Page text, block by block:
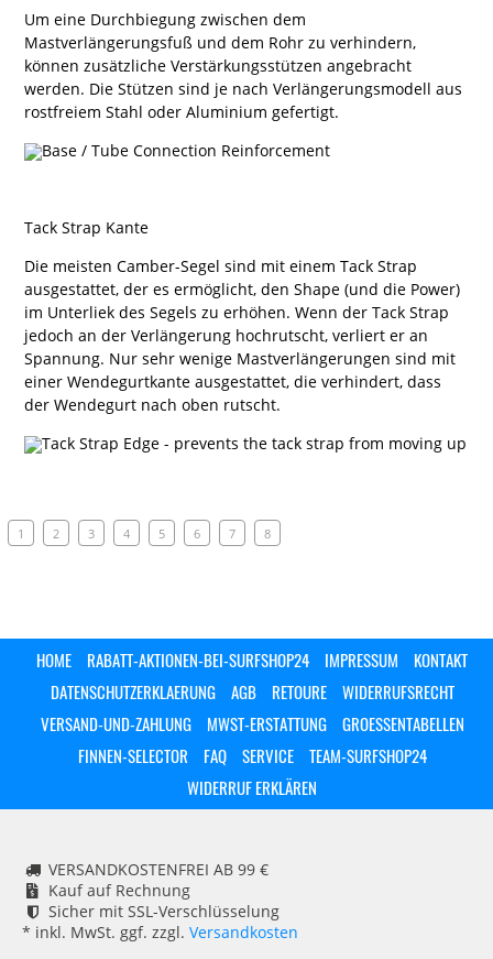
Um eine Durchbiegung zwischen dem
Mastverlängerungsfuß und dem Rohr zu verhindern,
können zusätzliche Verstärkungsstützen angebracht
werden. Die Stützen sind je nach Verlängerungsmodell aus
rostfreiem Stahl oder Aluminium gefertigt.
Tack Strap Kante
Die meisten Camber-Segel sind mit einem Tack Strap
ausgestattet, der es ermöglicht, den Shape (und die Power)
im Unterliek des Segels zu erhöhen. Wenn der Tack Strap
jedoch an der Verlängerung hochrutscht, verliert er an
Spannung. Nur sehr wenige Mastverlängerungen sind mit
einer Wendegurtkante ausgestattet, die verhindert, dass
der Wendegurt nach oben rutscht.
1 2 3 4 5 6 7 8
HOME RABATT-AKTIONEN-BEI-SURFSHOP24 IMPRESSUM
KONTAKT
DATENSCHUTZERKLAERUNG
AGB RETOURE
WIDERRUFSRECHT
VERSAND-UND-ZAHLUNG
MWST-ERSTATTUNG
GROESSENTABELLEN
FINNEN-SELECTOR
FAQ SERVICE
TEAM-SURFSHOP24
WIDERRUF ERKLÄREN
VERSANDKOSTENFREI AB 99 €
Kauf auf Rechnung
Sicher mit SSL-Verschlüsselung
* inkl. MwSt. ggf. zzgl. Versandkosten